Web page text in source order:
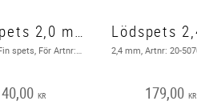
Lödspets 2,0 mm fin spets
40,00 KR 179,00 KR